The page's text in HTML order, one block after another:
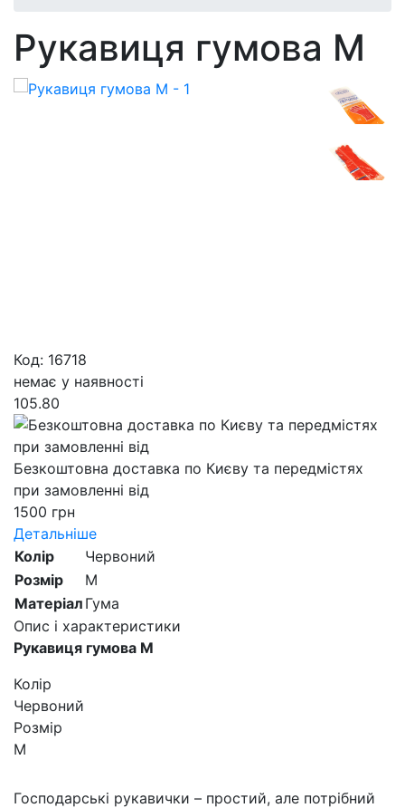
Рукавиця гумова М
Код: 16718
немає у наявності
105.80
Безкоштовна доставка по Києву та передмістях
при замовленні від
1500 грн
Детальніше
Колір
Червоний
Розмір
М
Матеріал Гума
Опис і характеристики
Рукавиця гумова М
Колір
Червоний
Розмір
М
Господарські рукавички – простий, але потрібний